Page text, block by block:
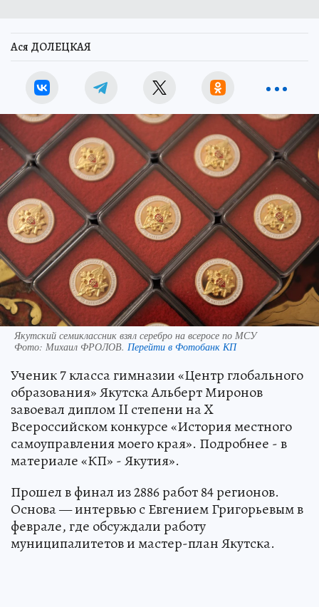
Ася ДОЛЕЦКАЯ
Якутский семиклассник взял серебро на всеросе по МСУ
Фото: Михаил ФРОЛОВ. Перейти в Фотобанк КП
Ученик 7 класса гимназии «Центр глобального
образования» Якутска Альберт Миронов
завоевал диплом II степени на X
Всероссийском конкурсе «История местного
самоуправления моего края». Подробнее - в
материале «КП» - Якутия».
Прошел в финал из 2886 работ 84 регионов.
Основа — интервью с Евгением Григорьевым в
феврале, где обсуждали работу
муниципалитетов и мастер-план Якутска.